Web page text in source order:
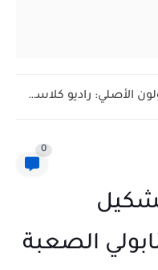
مراجعة راديو جولون الأصلي: راديو كلاسيكي يعمل بالكهرباء والبطاريات، هل...
0
الصعبة